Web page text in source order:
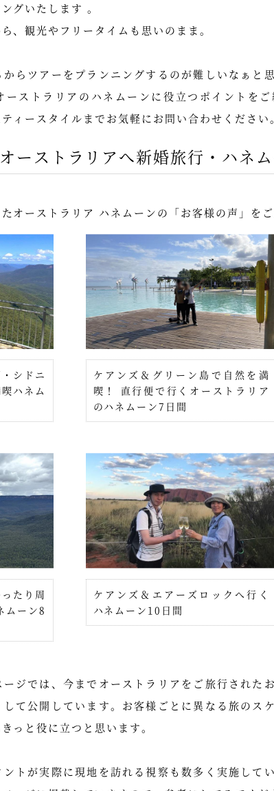
グいたします 。
、観光やフリータイムも思いのまま。
らツアーをプランニングするのが難しいなぁと
ーストラリアのハネムーンに役立つポイントを
ィースタイルまでお気軽にお問い合わせください。
ーストラリアへ新婚旅行・ハネ
オーストラリア ハネムーンの「お客様の声」をご
シドニ
ハネム
ケアンズ＆グリーン島で自然を満
喫！ 直行便で行くオーストラリア
のハネムーン7日間
たり周
ムーン8
ケアンズ＆エアーズロックへ行く
ハネムーン10日間
ジでは、今までオーストラリアをご旅行された
て公開しています。お客様ごとに異なる旅のス
っと役に立つと思います。
トが実際に現地を訪れる視察も数多く実施して